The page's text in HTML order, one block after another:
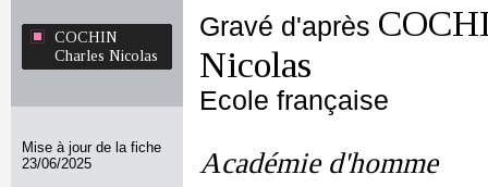
COCHIN
Charles Nicolas
Mise à jour de la fiche
23/06/2025
Gravé d'après
Nicolas
Ecole française
Académie d'homme